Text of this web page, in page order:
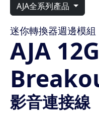
AJA全系列產品
迷你轉換器週邊模組
AJA
影音連接線